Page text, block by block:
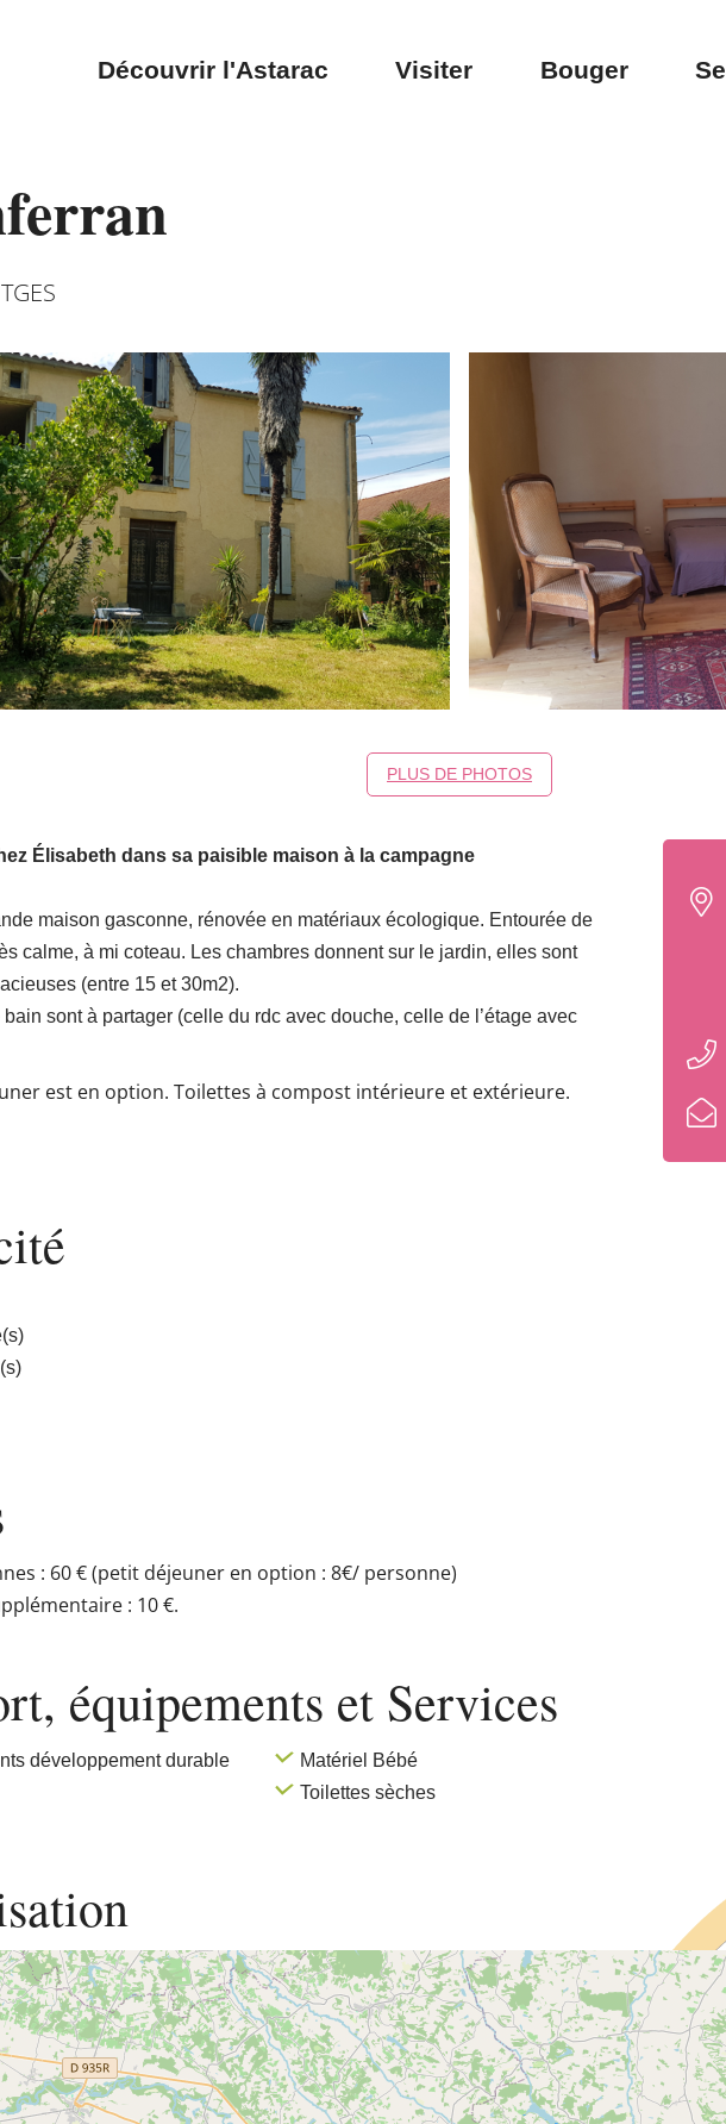
Découvrir l'Astarac Visiter Bouger
PLUS DE PHOTOS
Élisabeth dans sa paisible maison à la campagne
maison gasconne, rénovée en matériaux écologique. Entourée de
calme, à mi coteau. Les chambres donnent sur le jardin, elles sont
(entre 15 et 30m2).
bain sont à partager (celle du rdc avec douche, celle de l’étage avec
est en option. Toilettes à compost intérieure et extérieure.
: 60 € (petit déjeuner en option : 8€/ personne)
: 10 €.
équipements et Services
développement durable
Matériel Bébé
Toilettes sèches